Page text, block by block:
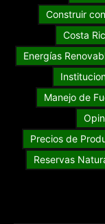
Construir
Costa
Energías
Manejo de
Precios de
Reservas